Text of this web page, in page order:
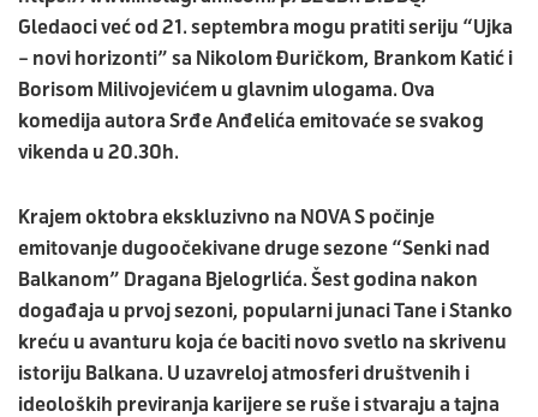
Gledaoci već od 21. septembra mogu pratiti seriju “Ujka
– novi horizonti” sa Nikolom Đuričkom, Brankom Katić i
Borisom Milivojevićem u glavnim ulogama. Ova
komedija autora Srđe Anđelića emitovaće se svakog
vikenda u 20.30h.
Krajem oktobra ekskluzivno na NOVA S počinje
emitovanje dugoočekivane druge sezone “Senki nad
Balkanom” Dragana Bjelogrlića. Šest godina nakon
događaja u prvoj sezoni, popularni junaci Tane i Stanko
kreću u avanturu koja će baciti novo svetlo na skrivenu
istoriju Balkana. U uzavreloj atmosferi društvenih i
ideoloških previranja karijere se ruše i stvaraju a tajna